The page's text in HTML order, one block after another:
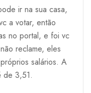
ir na sua casa,
a votar, então
no portal, e foi vc
reclame, eles
salários. A
de 3,51.